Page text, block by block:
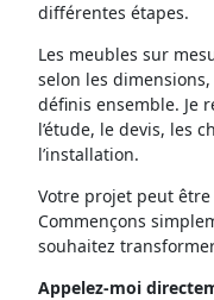
différentes étapes.
Les meubles sur
selon les
définis ensemble. Je
l’étude, le devis, les
l’installation.
Votre projet peut
Commençons
souhaitez
Appelez-moi